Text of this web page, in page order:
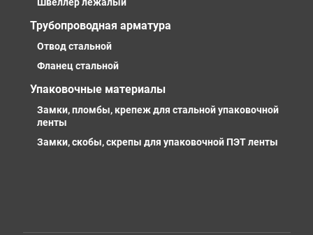
Швеллер лежалый
Трубопроводная арматура
Отвод стальной
Фланец стальной
Упаковочные материалы
Замки, пломбы, крепеж для стальной упаковочной
ленты
Замки, скобы, скрепы для упаковочной ПЭТ ленты